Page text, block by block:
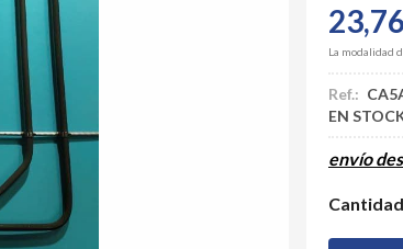
23,76
La modalidad
Ref.:
EN
envío
Cantidad